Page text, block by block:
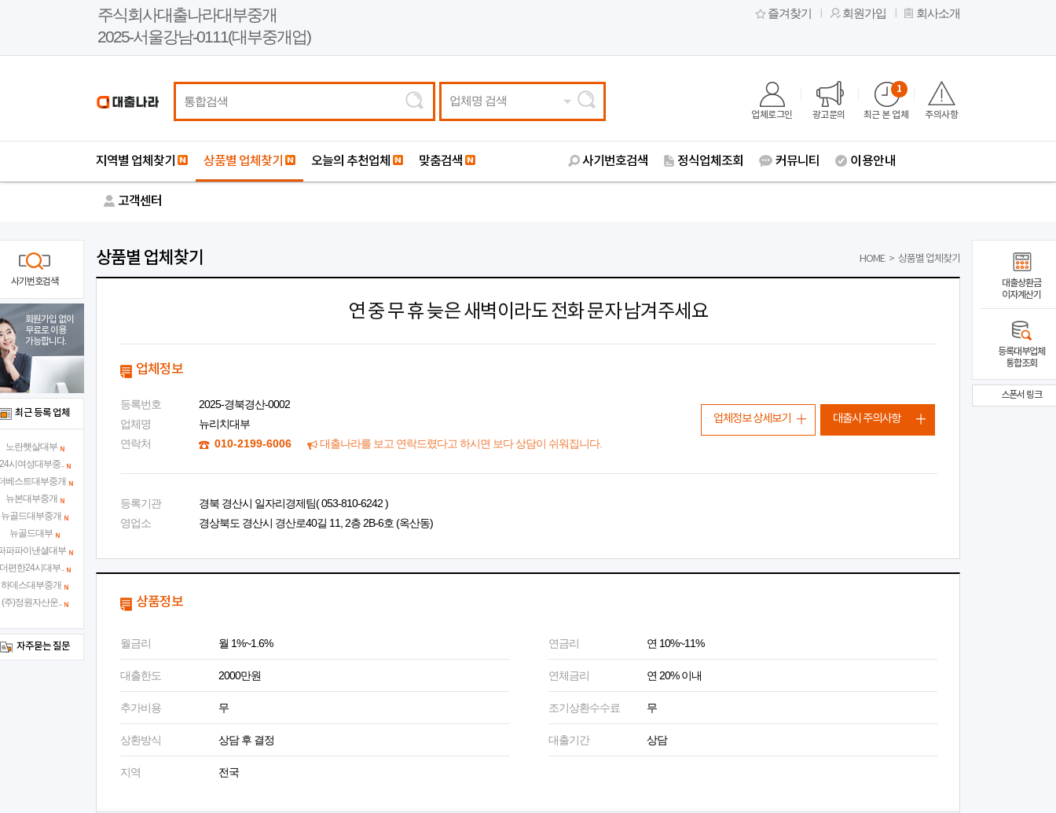
주식회사대출나라대부중개
2025-서울강남-0111(대부중개업)
즐겨찾기 회원가입 회사소개
업체명 검색
업체로그인 광고문의 최근 본 업체
1
주의사항
지역별 업체찾기 상품별 업체찾기 오늘의 추천업체 맞춤검색 사기번호검색 정식업체조회 커뮤니티 이용안내
고객센터
상품별 업체찾기 HOME > 상품별 업체찾기
연 중 무 휴 늦은 새벽이라도 전화 문자 남겨주세요
업체정보
등록번호
2025-경북경산-0002
업체명
뉴리치대부
연락처
010-2199-6006 대출나라를 보고 연락드렸다고 하시면 보다 상담이 쉬워집니다.
등록기관
경북 경산시 일자리경제팀( 053-810-6242 )
영업소
경상북도 경산시 경산로40길 11, 2층 2B-6호 (옥산동)
업체정보 상세보기 대출시 주의사항
상품정보
월금리 월 1%~1.6% 연금리 연 10%~11%
대출한도 2000만원 연체금리 연 20% 이내
추가비용 무 조기상환수수료 무
상환방식 상담 후 결정 대출기간 상담
지역 전국
사기번호검색
회원가입 없이
무료로 이용
가능합니다.
최근 등록 업체
노란햇살대부
시여성대부중..
베스트대부중개
뉴본대부중개
뉴골드대부중개
뉴골드대부
파파이낸셜대부
편한24시대부..
하데스대부중개
(주)정원자산운..
자주묻는 질문
대출상환금
이자계산기
등록대부업체
통합조회
스폰서 링크